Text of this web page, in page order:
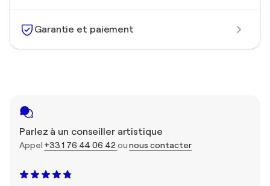
Garantie et paiement
Parlez à un conseiller artistique
Appel +33 1 76 44 06 42 ounous contacter